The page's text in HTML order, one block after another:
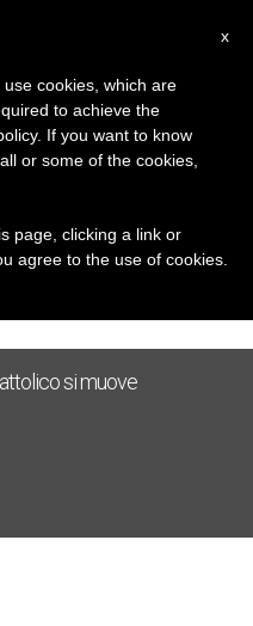
11th, 2012
si muove
x
cookies, which are
to achieve the
If you want to know
or some of the cookies,
page, clicking a link or
agree to the use of cookies.